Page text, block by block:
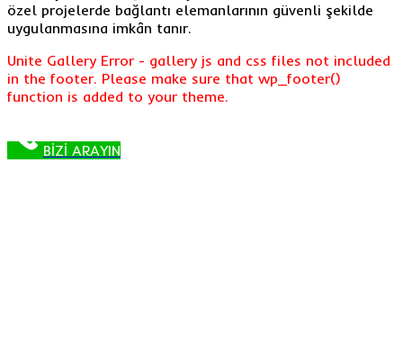
özel projelerde bağlantı elemanlarının güvenli şekilde
uygulanmasına imkân tanır.
Unite Gallery Error - gallery js and css files not included
in the footer. Please make sure that wp_footer()
function is added to your theme.
BİZİ ARAYIN